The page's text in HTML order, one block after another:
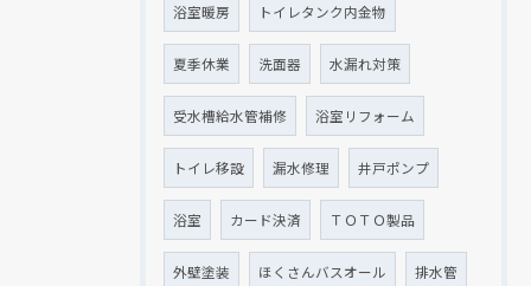
浴室暖房 トイレタンク内金物
夏季休業 洗面器 水漏れ対策
受水槽給水管補修 浴室リフォーム
トイレ移設 漏水修理 井戸ポンプ
浴室 カード決済 ＴＯＴＯ製品
外壁塗装 ほくさんバスオール 排水管